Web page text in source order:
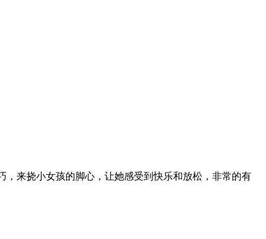
来挠小女孩的脚心，让她感受到快乐和放松，非常的有